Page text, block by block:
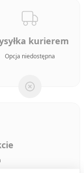
kurierem
Opcja niedostępna